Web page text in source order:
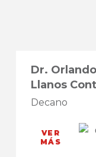
Dr. Orlando
Llanos
Decano
VER
MÁS